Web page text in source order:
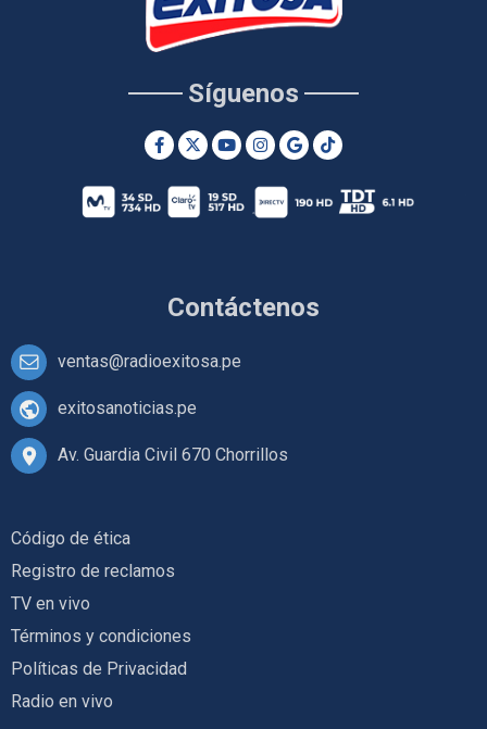
Contáctenos
ventas@radioexitosa.pe
exitosanoticias.pe
Av. Guardia Civil 670 Chorrillos
Síguenos
Código de ética
Registro de reclamos
TV en vivo
Términos y condiciones
Políticas de Privacidad
Radio en vivo